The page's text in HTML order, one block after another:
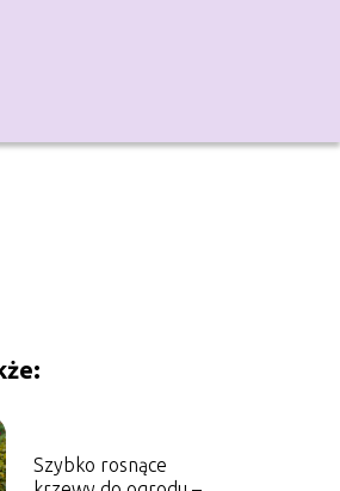
Szybko rosnące